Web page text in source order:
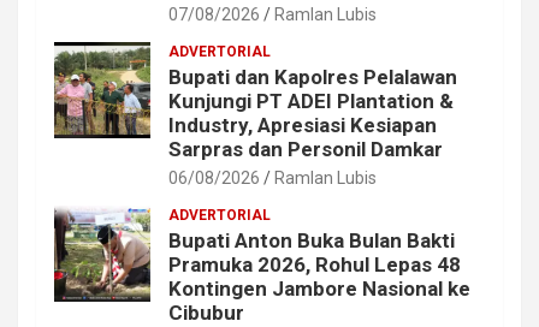
07/08/2026 Ramlan Lubis
ADVERTORIAL
Bupati dan Kapolres Pelalawan
Kunjungi PT ADEI Plantation &
Industry, Apresiasi Kesiapan
Sarpras dan Personil Damkar
06/08/2026 Ramlan Lubis
ADVERTORIAL
Bupati Anton Buka Bulan Bakti
Pramuka 2026, Rohul Lepas 48
Kontingen Jambore Nasional ke
Cibubur